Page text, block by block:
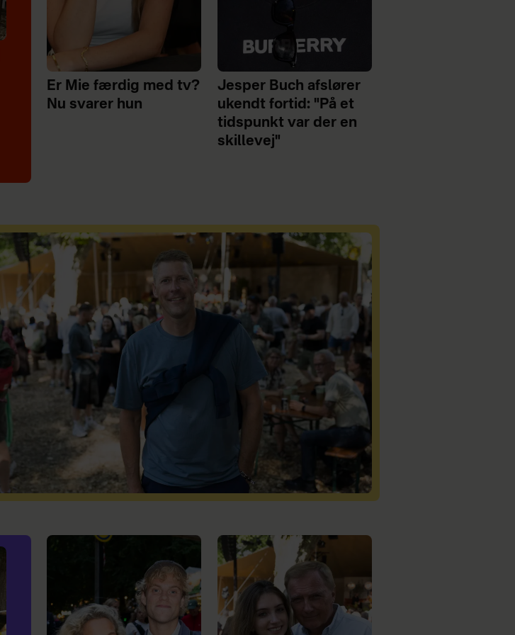
Er Mie færdig med tv?
Nu svarer hun
Jesper Buch afslører
ukendt fortid: "På et
tidspunkt var der en
skillevej"